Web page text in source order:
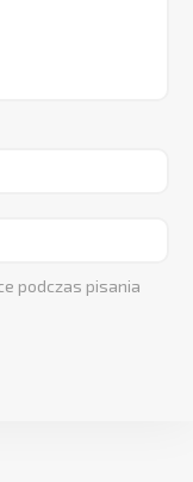
podczas pisania